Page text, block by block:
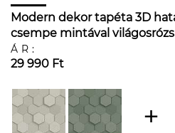
Modern dekor tapéta 3D
csempe mintával
ÁR:
29 990 Ft